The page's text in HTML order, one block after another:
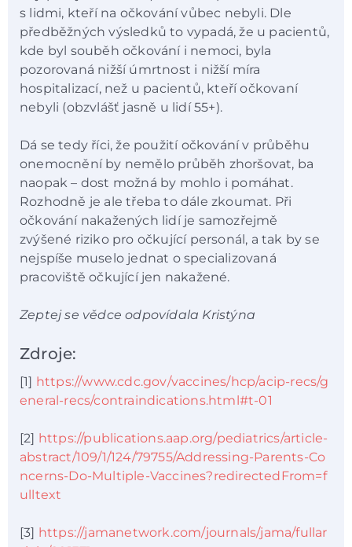
s lidmi, kteří na očkování vůbec nebyli. Dle
předběžných výsledků to vypadá, že u pacientů,
kde byl souběh očkování i nemoci, byla
pozorovaná nižší úmrtnost i nižší míra
hospitalizací, než u pacientů, kteří očkovaní
nebyli (obzvlášť jasně u lidí 55+).
Dá se tedy říci, že použití očkování v průběhu
onemocnění by nemělo průběh zhoršovat, ba
naopak – dost možná by mohlo i pomáhat.
Rozhodně je ale třeba to dále zkoumat. Při
očkování nakažených lidí je samozřejmě
zvýšené riziko pro očkující personál, a tak by se
nejspíše muselo jednat o specializovaná
pracoviště očkující jen nakažené.
Zeptej se vědce odpovídala Kristýna
Zdroje:
[1] https://www.cdc.gov/vaccines/hcp/acip-recs/g
eneral-recs/contraindications.html#t-01
[2] https://publications.aap.org/pediatrics/article-
abstract/109/1/124/79755/Addressing-Parents-Co
ncerns-Do-Multiple-Vaccines?redirectedFrom=f
ulltext
[3] https://jamanetwork.com/journals/jama/fullar